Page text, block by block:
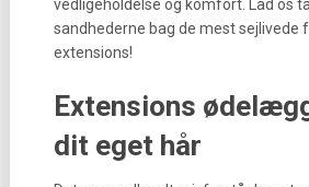
vedligeholdelse og komfort. Lad os
sandhederne bag de mest sejlivede
extensions!
Extensions
dit eget hår